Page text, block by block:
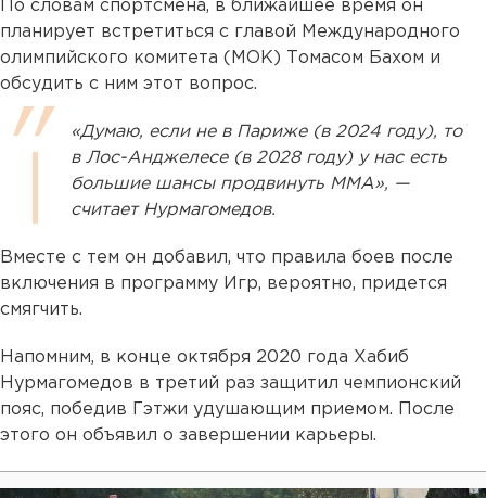
По словам спортсмена, в ближайшее время он
планирует встретиться с главой Международного
олимпийского комитета (МОК) Томасом Бахом и
обсудить с ним этот вопрос.
«Думаю, если не в Париже (в 2024 году), то
в Лос-Анджелесе (в 2028 году) у нас есть
большие шансы продвинуть ММА», —
считает Нурмагомедов.
Вместе с тем он добавил, что правила боев после
включения в программу Игр, вероятно, придется
смягчить.
Напомним, в конце октября 2020 года Хабиб
Нурмагомедов в третий раз защитил чемпионский
пояс, победив Гэтжи удушающим приемом. После
этого он объявил о завершении карьеры.